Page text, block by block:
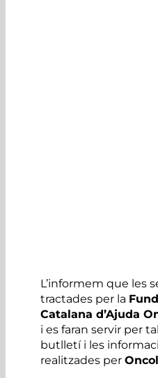
L’informem que les
tractades per la
Catalana d’Ajuda
i es faran servir per
butlletí i les
realitzades per